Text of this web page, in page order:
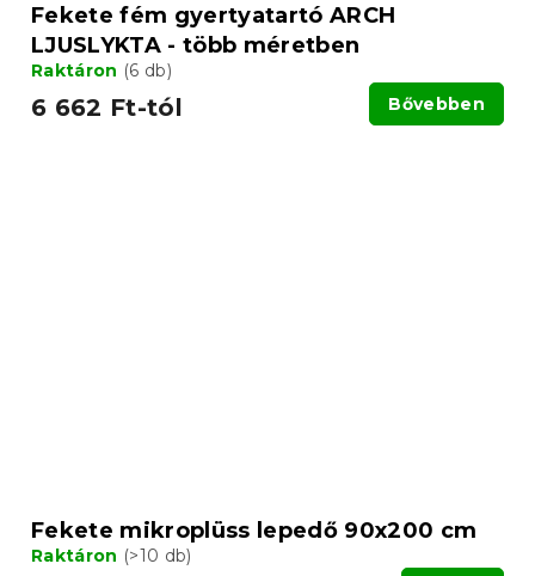
Fekete fém gyertyatartó ARCH
LJUSLYKTA - több méretben
Raktáron (6 db)
6 662 Ft-tól Bővebben
Fekete mikroplüss lepedő 90x200 cm
Raktáron (>10 db)